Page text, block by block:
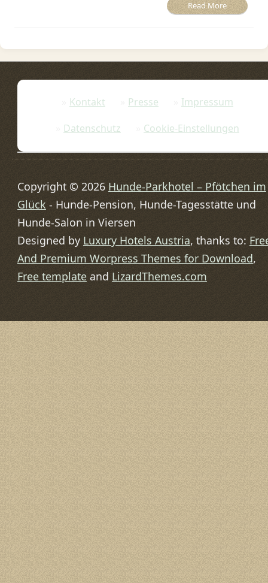
Read More
Kontakt Presse
Impressum
Datenschutz
Cookie-Einstellungen
Copyright © 2026 Hunde-Parkhotel – Pfötchen im
Glück - Hunde-Pension, Hunde-Tagesstätte und
Hunde-Salon in Viersen
Designed by Luxury Hotels Austria, thanks to:
And Premium Worpress Themes for Download,
Free templateand LizardThemes.com